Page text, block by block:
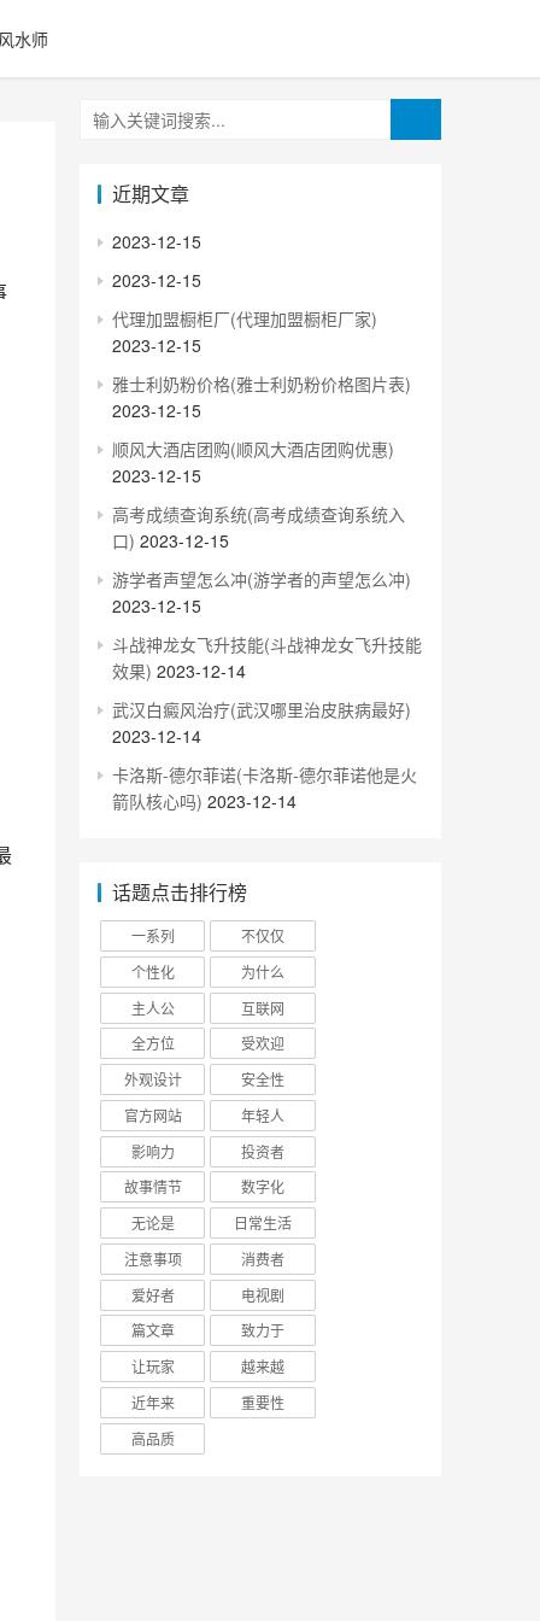
水师
近期文章
2023-12-15
2023-12-15
代理加盟橱柜厂(代理加盟橱柜厂家)
2023-12-15
雅士利奶粉价格(雅士利奶粉价格图片表)
2023-12-15
顺风大酒店团购(顺风大酒店团购优惠)
2023-12-15
高考成绩查询系统(高考成绩查询系统入
口) 2023-12-15
游学者声望怎么冲(游学者的声望怎么冲)
2023-12-15
斗战神龙女飞升技能(斗战神龙女飞升技能
效果) 2023-12-14
武汉白癜风治疗(武汉哪里治皮肤病最好)
2023-12-14
卡洛斯-德尔菲诺(卡洛斯-德尔菲诺他是火
箭队核心吗) 2023-12-14
话题点击排行榜
一系列
不仅仅
个性化
为什么
主人公
互联网
全方位
受欢迎
外观设计
安全性
官方网站
年轻人
影响力
投资者
故事情节
数字化
无论是
日常生活
注意事项
消费者
爱好者
电视剧
篇文章
致力于
让玩家
越来越
近年来
重要性
高品质